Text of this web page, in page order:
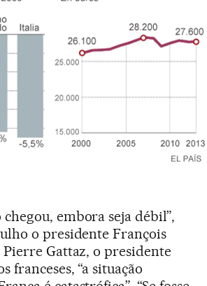
chegou, embora seja débil”,
o presidente François
Gattaz, o presidente
franceses, “a situação